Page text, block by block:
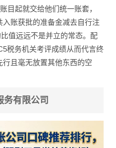
目起就交给他们统一账套，
账获批的准备金减去自行注
值远远不是并立的常态。配
税务机关考评成绩从而代言终
且毫无放置其他东西的空
务有限公司